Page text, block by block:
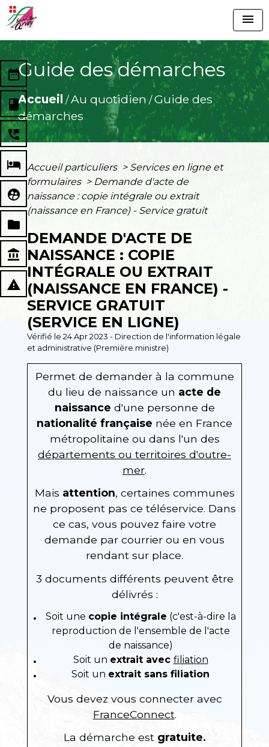
menu
Guide des démarches
Accueil /Au quotidien/Guide des
démarches
date_range
book
perm_phone_msg
local_hotel
supervised_user_circle
folder
account_balance
report_problem
Accueil particuliers > Services en ligne et
formulaires > Demande d'acte de
naissance : copie intégrale ou extrait
(naissance en France) - Service gratuit
DEMANDE D'ACTE DE
NAISSANCE : COPIE
INTÉGRALE OU EXTRAIT
(NAISSANCE EN FRANCE) -
SERVICE GRATUIT
(SERVICE EN LIGNE)
Vérifié le 24 Apr 2023 - Direction de l'information légale
et administrative (Première ministre)
Permet de demander à la commune
du lieu de naissance un acte de
naissance d'une personne de
nationalité française née en France
métropolitaine ou dans l'un des
départements ou territoires d'outre-
mer.
Mais attention, certaines communes
ne proposent pas ce téléservice. Dans
ce cas, vous pouvez faire votre
demande par courrier ou en vous
rendant sur place.
3 documents différents peuvent être
délivrés :
Soit une copie intégrale (c'est-à-dire la
reproduction de l'ensemble de l'acte
de naissance)
Soit un extrait avec filiation
Soit un extrait sans filiation
Vous devez vous connecter avec
FranceConnect.
La démarche est gratuite.